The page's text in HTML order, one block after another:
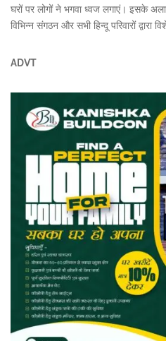
घरों पर लोगों ने भगवा ध्वज लगाएं। इसके
विभिन्न संगठन और सभी हिन्दू परिवारों द्वारा
ADVT